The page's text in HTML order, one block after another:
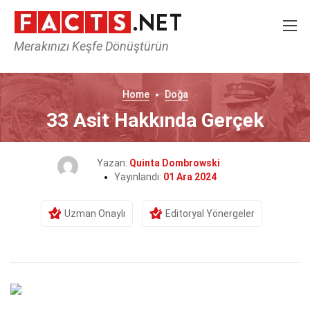
Merakınızı Keşfe Dönüştürün
Home Doğa
33 Asit Hakkında Gerçek
Yazan: Quinta Dombrowski
Yayınlandı: 01 Ara 2024
Uzman Onaylı Editoryal Yönergeler